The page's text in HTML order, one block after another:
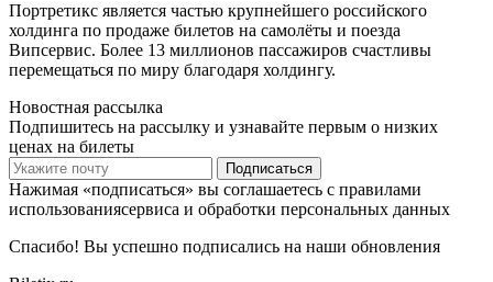
Портретикс является частью крупнейшего российского
холдинга по продаже билетов на самолёты и поезда
Випсервис. Более 13 миллионов пассажиров счастливы
перемещаться по миру благодаря холдингу.
Новостная рассылка
Подпишитесь на рассылку и узнавайте первым о низких
ценах на билеты
Подписаться
Нажимая «подписаться» вы соглашаетесь с правилами
использованиясервиса и обработки персональных данных
Спасибо! Вы успешно подписались на наши обновления